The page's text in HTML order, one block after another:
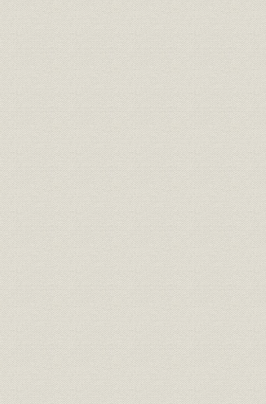
規則 三井物産会社商売取扱手続概略 明治九年
組織;従業員 三井物産会社社員職制 明治一三
財務・業績
三井物産会社資本金額確定ニ付
三井組大元方宛通知状
明治一三
経営;規則
大元方規程改正ニ付相談心得覚
書
明治一〇
経営;規則 盟約書之内改正箇条書 明治一一年
経営;規則 大元方規定改正書 明治一一
経営 明治十六年誓約書 明治一六
経営 三井高福 大元方改正意見書 明治一八
経営 (大元方改役)御尋ニ付見込書 明治一八
経営 三井高福 申談書 明治一八
財務・業績 明治十八年大元方出費改正書写 明治一八年
経営 家長方議書 明治一九
経営 家長方御見込書 明治一九